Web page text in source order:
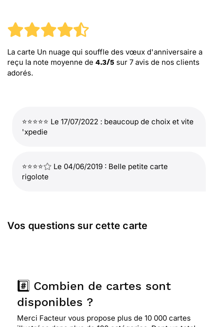
La carte Un nuage qui souffle des vœux d'anniversaire a
reçu la note moyenne de 4.3/5 sur 7 avis de nos clients
adorés.
⭐⭐⭐⭐⭐ Le 17/07/2022 : beaucoup de choix et vite
'xpedie
⭐⭐⭐⭐
Le 04/06/2019 : Belle petite carte
rigolote
Vos questions sur cette carte
#️⃣ Combien de cartes sont
disponibles ?
Merci Facteur vous propose plus de 10 000 cartes